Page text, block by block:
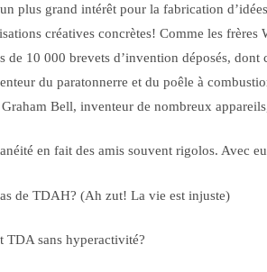
plus grand intérêt pour la fabrication
créatives concrètes! Comme les
de 10 000 brevets d’invention déposés, dont
du paratonnerre et du poêle à
Bell, inventeur de nombreux
en fait des amis souvent rigolos. Avec
de TDAH? (Ah zut! La vie est injuste)
TDA sans hyperactivité?